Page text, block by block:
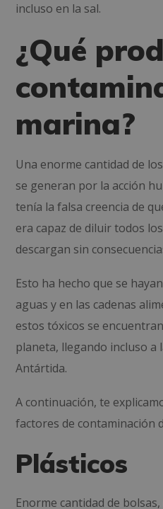
incluso en la sal.
¿Qué
marina?
Una enorme cantidad de los
se generan por la acción
tenía la falsa creencia de
era capaz de diluir todos
descargan sin
Esto ha hecho que se
aguas y en las cadenas
estos tóxicos se
planeta, llegando incluso a
Antártida.
A continuación, te
factores de contaminación
Plásticos
Enorme cantidad de